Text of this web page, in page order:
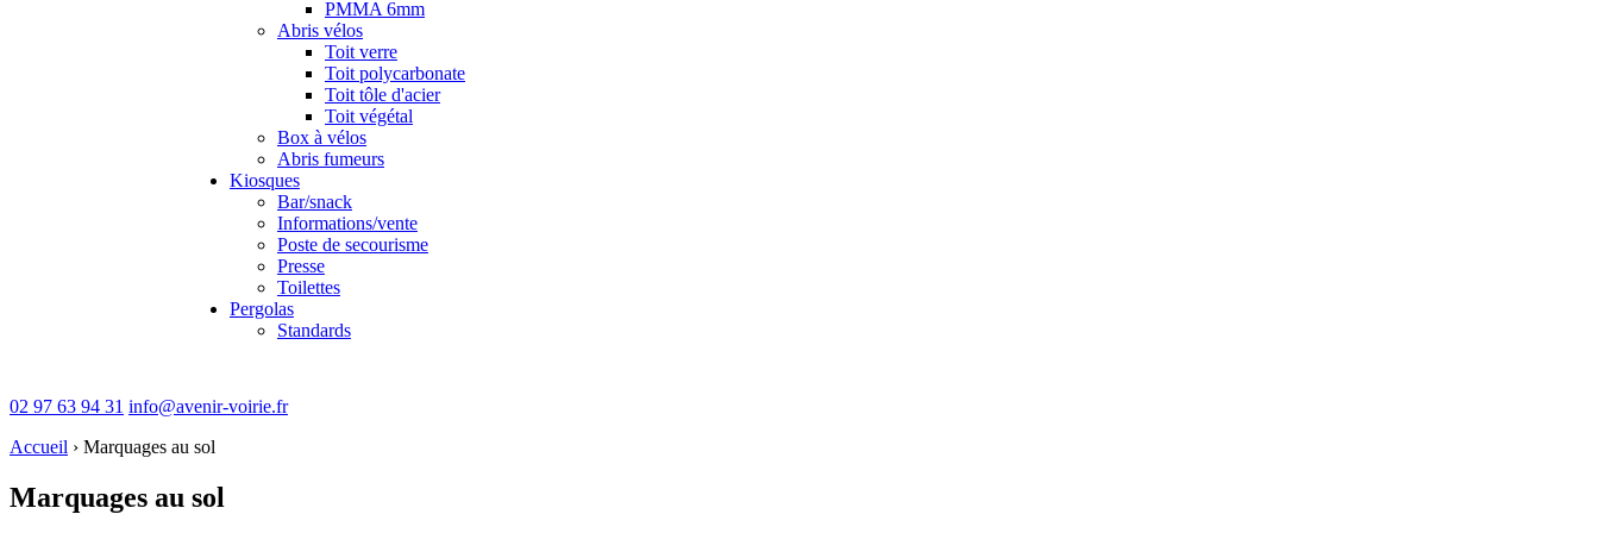
PMMA 6mm
Abris vélos
Toit verre
Toit polycarbonate
Toit tôle d'acier
Toit végétal
Box à vélos
Abris fumeurs
Kiosques
Bar/snack
Informations/vente
Poste de secourisme
Presse
Toilettes
Pergolas
Standards
02 97 63 94 31 info@avenir-voirie.fr
Accueil › Marquages au sol
Marquages au sol